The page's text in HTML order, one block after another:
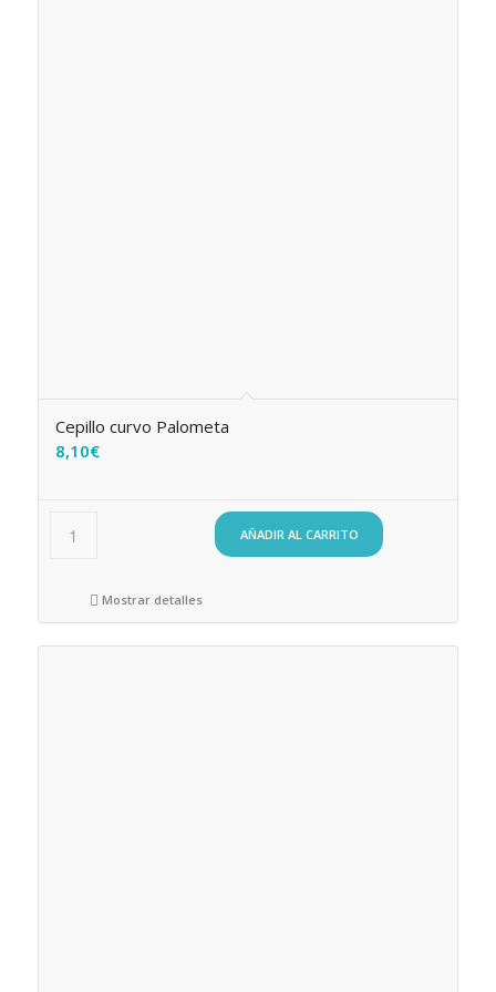
Cepillo curvo Palometa
8,10€
AÑADIR AL CARRITO
Mostrar detalles